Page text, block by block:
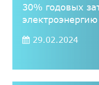
30% годовых
электроэнергию
29.02.2024